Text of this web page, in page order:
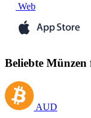
Web
Beliebte
AUD